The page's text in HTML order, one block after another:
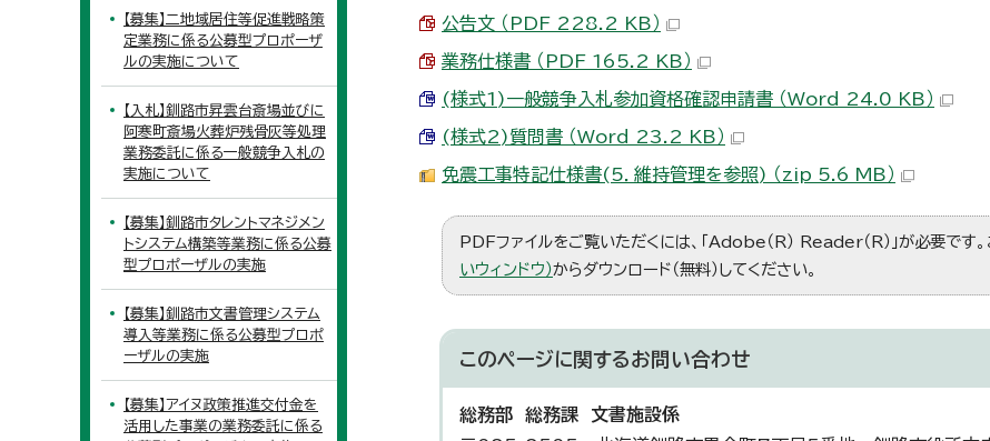
公告文 （PDF 228.2 KB）
業務仕様書 （PDF 165.2 KB）
(様式1)一般競争入札参加資格確認申請書 （Word 24.0 KB）
(様式2)質問書 （Word 23.2 KB）
免震工事特記仕様書(5．維持管理を参照) （zip 5.6 MB）
PDFファイルをご覧いただくには、「Adobe（R） Reader（R）」が必要です
いウィンドウ）からダウンロード（無料）してください。
このページに関するお問い合わせ
総務部 総務課 文書施設係
【募集】二地域居住等促進戦略策
定業務に係る公募型プロポーザ
ルの実施について
【入札】釧路市昇雲台斎場並びに
阿寒町斎場火葬炉残骨灰等処理
業務委託に係る一般競争入札の
実施について
【募集】釧路市タレントマネジメン
トシステム構築等業務に係る公募
型プロポーザルの実施
【募集】釧路市文書管理システム
導入等業務に係る公募型プロポ
ーザルの実施
【募集】アイヌ政策推進交付金を
活用した事業の業務委託に係る